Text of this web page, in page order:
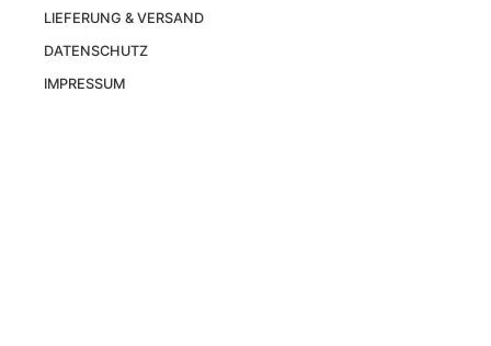
LIEFERUNG & VERSAND
DATENSCHUTZ
IMPRESSUM